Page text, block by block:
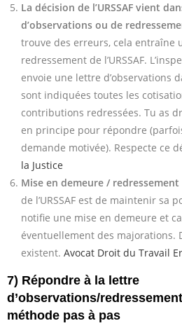
La décision de l’URSSAF vient
d’observations ou de
trouve des erreurs, cela entraîne
redressement de l’URSSAF.
envoie une lettre d’observations
sont indiquées toutes les
contributions redressées. Tu as
en principe pour répondre
demande motivée). Respecte ce
la Justice
Mise en demeure / redressement
de l’URSSAF est de maintenir sa
notifie une mise en demeure et
éventuellement des majorations.
existent. Avocat Droit du Travail
7) Répondre à la lettre
d’observations/
méthode pas à pas